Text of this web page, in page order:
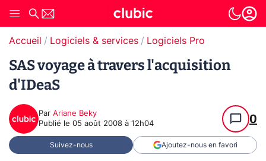
Accueil Logiciels & services Logiciels Pro
SAS voyage à travers l'acquisition
d'IDeaS
Par Ariane Beky
Publié le 05 août 2008 à 12h04 0
Suivez-nous Ajoutez-nous en favori